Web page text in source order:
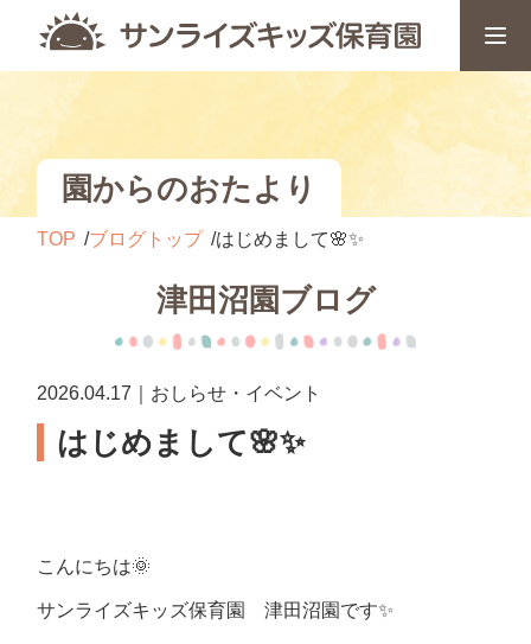
園からのおたより
TOP ブログトップ はじめまして🌸✨
津田沼園ブログ
2026.04.17｜おしらせ・イベント
はじめまして🌸✨
こんにちは🌞
サンライズキッズ保育園 津田沼園です✨